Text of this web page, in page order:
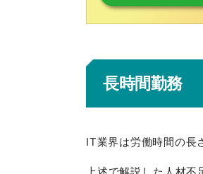
長時間勤務
IT業界は労働時間の長